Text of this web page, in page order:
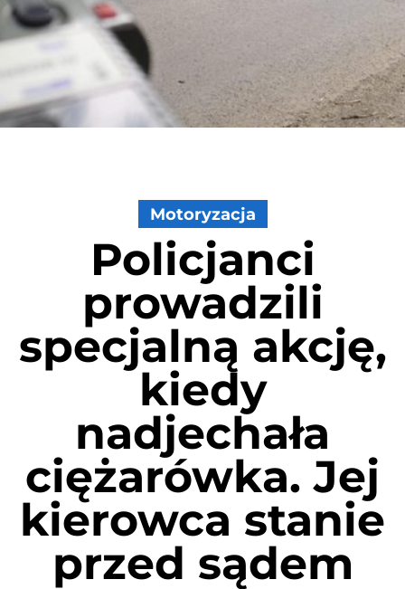
Motoryzacja
Policjanci
prowadzili
specjalną akcję,
kiedy
nadjechała
ciężarówka. Jej
kierowca stanie
przed sądem